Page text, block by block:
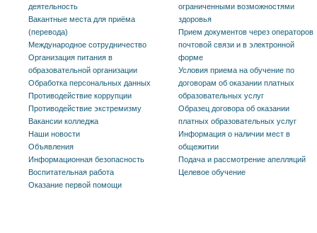
деятельность
Вакантные места для приёма
(перевода)
Международное сотрудничество
Организация питания в
образовательной организации
Обработка персональных данных
Противодействие коррупции
Противодействие экстремизму
Вакансии колледжа
Наши новости
Объявления
Информационная безопасность
Воспитательная работа
Оказание первой помощи
ограниченными возможностями
здоровья
Прием документов через операторов
почтовой связи и в электронной
форме
Условия приема на обучение по
договорам об оказании платных
образовательных услуг
Образец договора об оказании
платных образовательных услуг
Информация о наличии мест в
общежитии
Подача и рассмотрение апелляций
Целевое обучение